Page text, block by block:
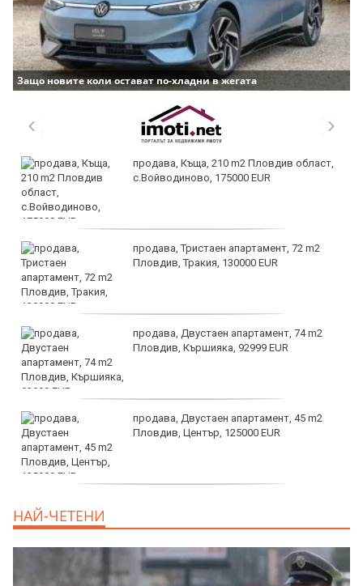
Защо новите коли остават по-хладни в жегата
продава, Къща, 210 m2 Пловдив област,
с.Войводиново, 175000 EUR
продава, Тристаен апартамент, 72 m2
Пловдив, Тракия, 130000 EUR
продава, Двустаен апартамент, 74 m2
Пловдив, Кършияка, 92999 EUR
продава, Двустаен апартамент, 45 m2
Пловдив, Център, 125000 EUR
НАЙ-ЧЕТЕНИ